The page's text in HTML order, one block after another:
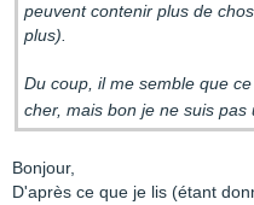
peuvent contenir plus de
plus).
Du coup, il me semble que
cher, mais bon je ne suis pas
Bonjour,
D'après ce que je lis (étant